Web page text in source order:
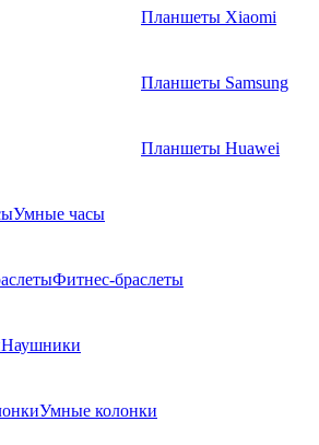
Планшеты Xiaomi
Планшеты Samsung
Планшеты Huawei
Умные часы
Фитнес-браслеты
Наушники
Умные колонки